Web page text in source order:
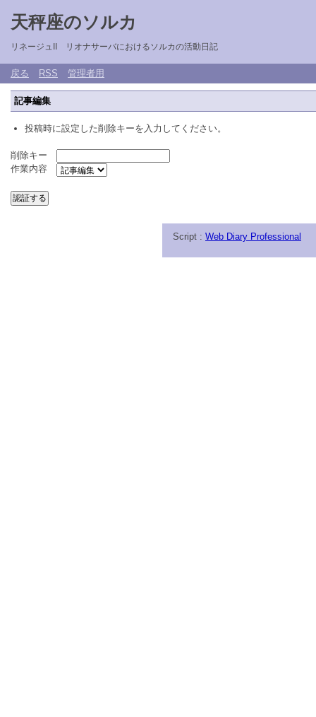
天秤座のソルカ
リネージュII リオナサーバにおけるソルカの活動日記
戻る RSS 管理者用
記事編集
投稿時に設定した削除キーを入力してください。
削除キー
作業内容
Script : Web Diary Professional